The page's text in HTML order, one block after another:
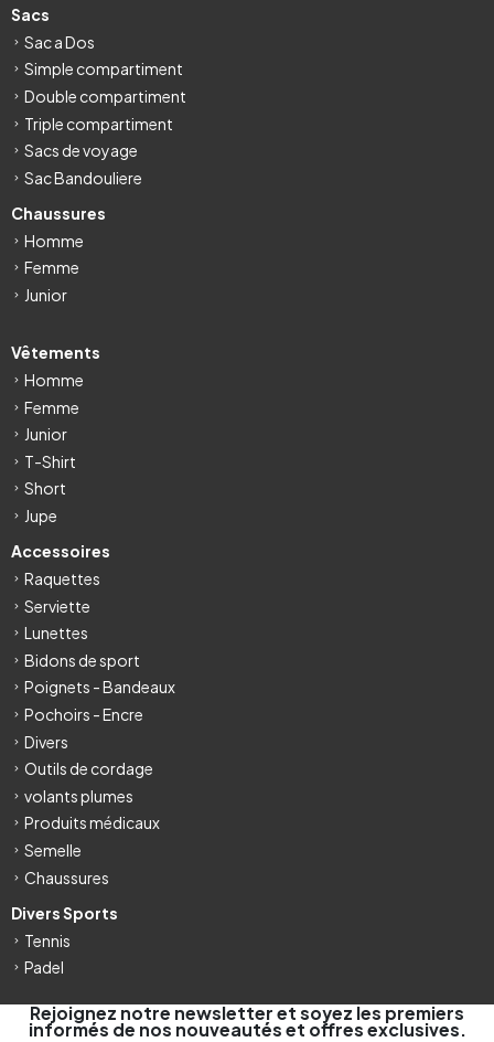
Sacs
Sac a Dos
Simple compartiment
Double compartiment
Triple compartiment
Sacs de voyage
Sac Bandouliere
Chaussures
Homme
Femme
Junior
Vêtements
Homme
Femme
Junior
T-Shirt
Short
Jupe
Accessoires
Raquettes
Serviette
Lunettes
Bidons de sport
Poignets - Bandeaux
Pochoirs - Encre
Divers
Outils de cordage
volants plumes
Produits médicaux
Semelle
Chaussures
Divers Sports
Tennis
Padel
Rejoignez notre newsletter et soyez les premiers
informés de nos nouveautés et offres exclusives.